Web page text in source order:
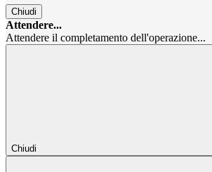
Chiudi
Attendere...
Attendere il completamento dell'operazione...
Chiudi